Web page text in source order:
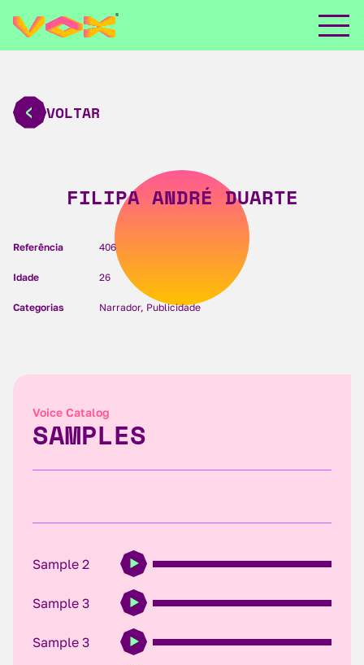
VOLTAR
FILIPA ANDRÉ DUARTE
Referência 406
Idade 26
Categorias Narrador, Publicidade
Voice Catalog
SAMPLES
Sample 2
Sample 3
Sample 3